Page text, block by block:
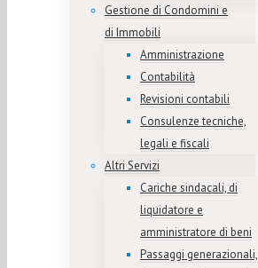
Gestione di Condomini e
di Immobili
Amministrazione
Contabilità
Revisioni contabili
Consulenze tecniche,
legali e fiscali
Altri Servizi
Cariche sindacali, di
liquidatore e
amministratore di beni
Passaggi generazionali,